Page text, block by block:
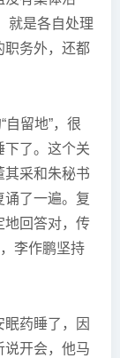
就是各自处理
职务外，还都
自留地”，很
下了。这个关
其采和朱秘书
诵了一遍。复
地回答对，传
李作鹏坚持
药睡了，因
说开会，他马